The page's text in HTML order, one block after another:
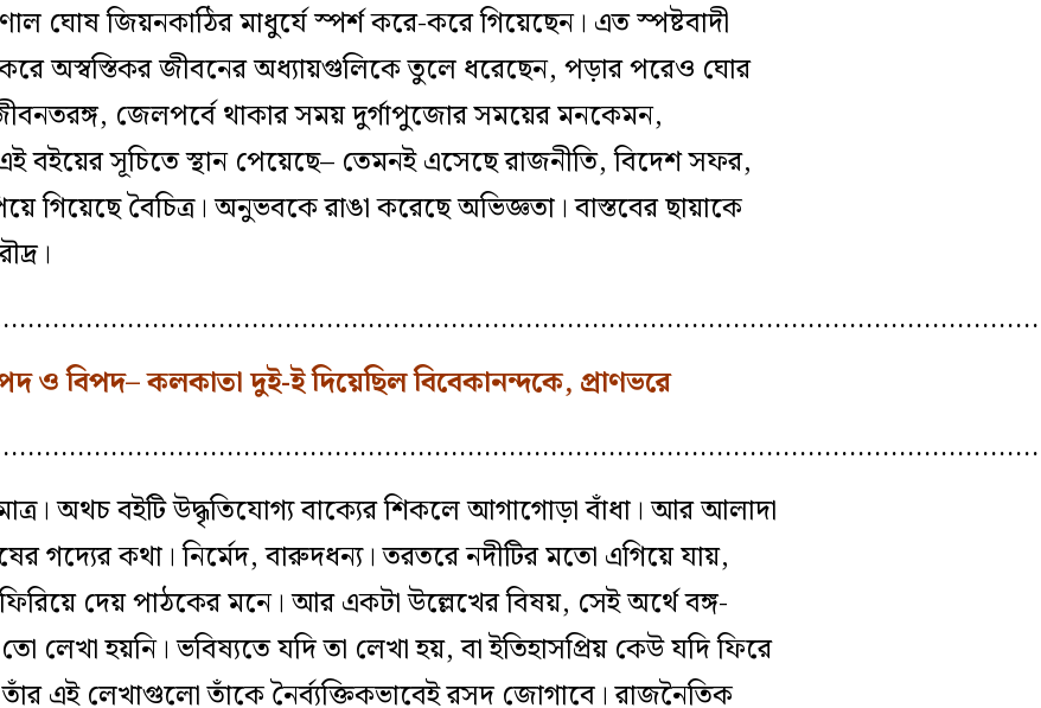
ঘোষ জিয়নকাঠির মাধুর্যে স্পর্শ করে-করে গিয়েছেন। এত স্পষ্টবাদী
অস্বস্তিকর জীবনের অধ্যায়গুলিকে তুলে ধরেছেন, পড়ার পরেও ঘোর
জেলপর্বে থাকার সময় দুর্গাপুজোর সময়ের মনকেমন,
বইয়ের সূচিতে স্থান পেয়েছে– তেমনই এসেছে রাজনীতি, বিদেশ সফর,
গিয়েছে বৈচিত্র। অনুভবকে রাঙা করেছে অভিজ্ঞতা। বাস্তবের ছায়াকে
ও বিপদ– কলকাতা দুই-ই দিয়েছিল বিবেকানন্দকে, প্রাণভরে
অথচ বইটি উদ্ধৃতিযোগ্য বাক্যের শিকলে আগাগোড়া বাঁধা। আর আলাদা
গদ্যের কথা। নির্মেদ, বারুদধন্য। তরতরে নদীটির মতো এগিয়ে যায়,
দেয় পাঠকের মনে। আর একটা উল্লেখের বিষয়, সেই অর্থে বঙ্গ-
লেখা হয়নি। ভবিষ্যতে যদি তা লেখা হয়, বা ইতিহাসপ্রিয় কেউ যদি ফিরে
এই লেখাগুলো তাঁকে নৈর্ব্যক্তিকভাবেই রসদ জোগাবে। রাজনৈতিক